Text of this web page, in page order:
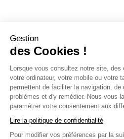
Gestion
des Cookies !
Lorsque vous consultez notre site,
votre ordinateur, votre mobile ou votre
permettent de faciliter la navigation, de
problèmes et d'y remédier. Nous vous
paramétrer votre consentement aux
Lire la politique de confidentialité
Pour modifier vos préférences par la
INFOS PRATIQUES
L’ENSEIGNE DISTRICENTER
Suivez-
Moyens de